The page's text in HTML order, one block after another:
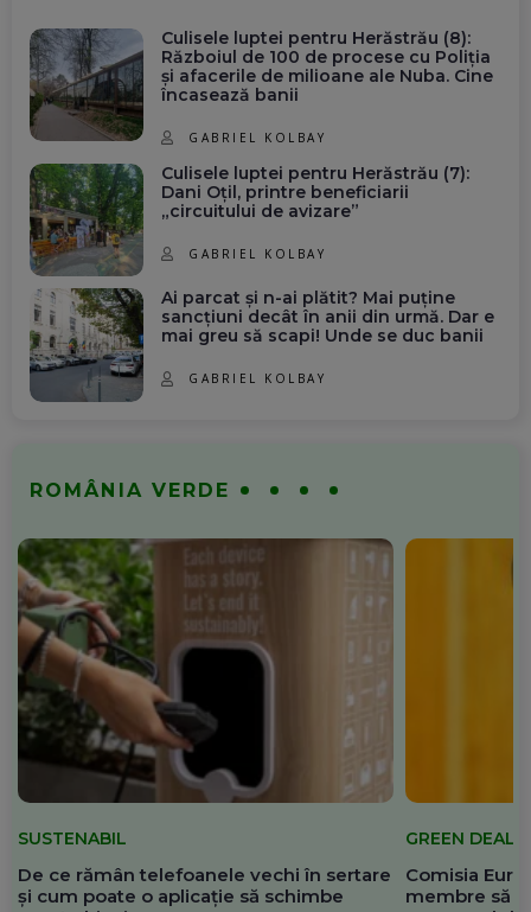
Culisele luptei pentru Herăstrău (8):
Războiul de 100 de procese cu Poliția
și afacerile de milioane ale Nuba. Cine
încasează banii
GABRIEL KOLBAY
Culisele luptei pentru Herăstrău (7):
Dani Oțil, printre beneficiarii
„circuitului de avizare”
GABRIEL KOLBAY
Ai parcat și n-ai plătit? Mai puține
sancțiuni decât în anii din urmă. Dar e
mai greu să scapi! Unde se duc banii
GABRIEL KOLBAY
ROMÂNIA VERDE
SUSTENABIL
De ce rămân telefoanele vechi în sertare
și cum poate o aplicație să schimbe
GREEN DEAL
Comisia
membre să